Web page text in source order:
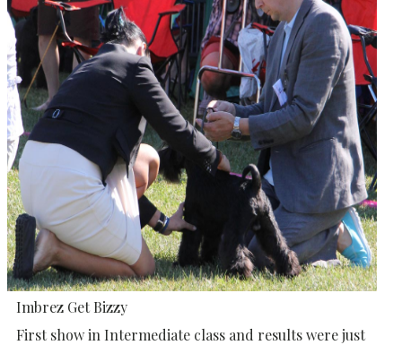
Imbrez Get Bizzy
First show in Intermediate class and results were just